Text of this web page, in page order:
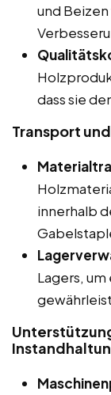
und
dass sie
Transport
innerhalb
Lagers,